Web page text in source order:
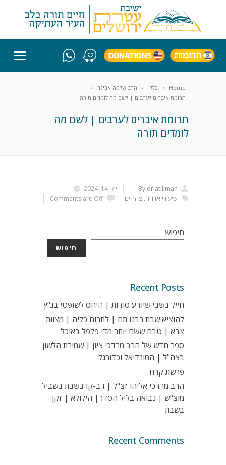
Home כללי
הרב שלמה אבינר
תרומת איברים לערבים | לשם מה לומדים תורה
תרומת איברים לערבים | לשם מה
לומדים תורה
יולי 14, 2024
By oriatillman
Comments are Off
שיעורי ארוחת צהריים
חיפוש
חיפוש
Recent Posts
חייל בשבי שיודע סודות | היחס לשופטי בג"ץ
להוציא שבת רבנו תם | לתרום כליה | מצוות
צבא | טבח ששם יותר מדי פלפל באוכל
ספר חדש של הרב מרדכי ציון | שמירת הלשון
בצה"ל | המונדיאל וכדורגל
פרשת קרח
הרב מרדכי אליהו זצ"ל | רב-קו בשבת בשביל
מוצ"ש | נבואה בליל הסדר| הילולא | זקן
בשבת
Recent Comments